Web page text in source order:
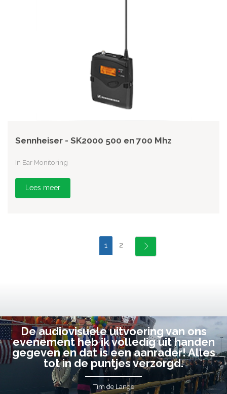
Sennheiser - SK2000 500 en 700 Mhz
In Ear Monitoring
Lees meer
1 2
De audiovisuele uitvoering van ons
evenement heb ik volledig uit handen
gegeven en dat is een aanrader! Alles
tot in de puntjes verzorgd.
Tim de Lange